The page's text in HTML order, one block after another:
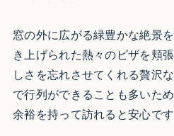
窓の外に広がる緑豊かな絶景
き上げられた熱々のピザを頬
しさを忘れさせてくれる贅沢
で行列ができることも多いた
余裕を持って訪れると安心です